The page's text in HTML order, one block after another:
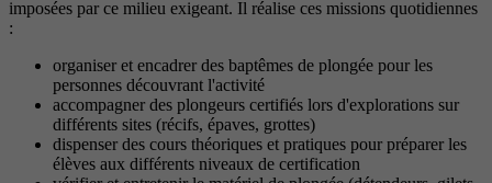
imposées par ce milieu exigeant. Il réalise ces missions quotidiennes
:
organiser et encadrer des baptêmes de plongée pour les
personnes découvrant l'activité
accompagner des plongeurs certifiés lors d'explorations sur
différents sites (récifs, épaves, grottes)
dispenser des cours théoriques et pratiques pour préparer les
élèves aux différents niveaux de certification